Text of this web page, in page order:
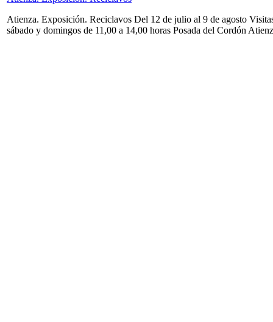
Atienza. Exposición. Reciclavos Del 12 de julio al 9 de agosto
sábado y domingos de 11,00 a 14,00 horas Posada del Cordón